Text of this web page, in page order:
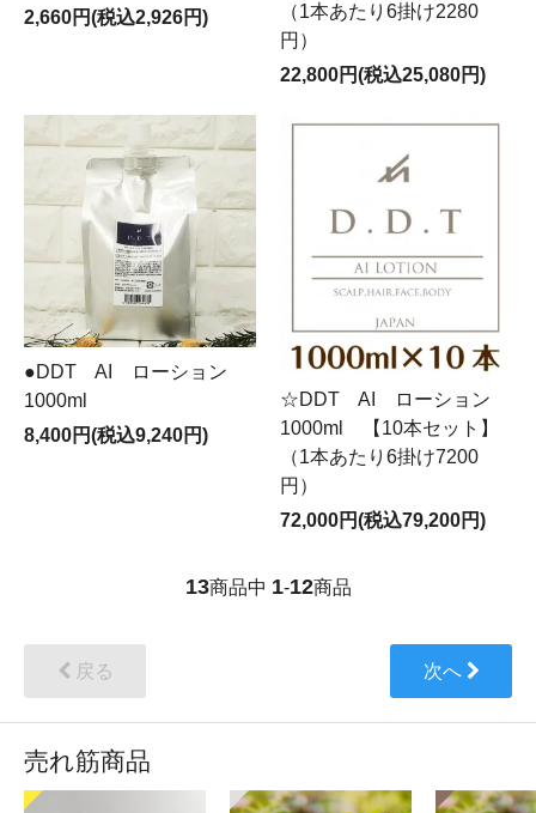
2,660円(税込2,926円)
（1本あたり6掛け2280
円）
22,800円(税込25,080円)
●DDT AI ローション
1000ml
8,400円(税込9,240円)
☆DDT AI ローション
1000ml 【10本セット】
（1本あたり6掛け7200
円）
72,000円(税込79,200円)
13商品中 1-12商品
戻る 次へ
売れ筋商品